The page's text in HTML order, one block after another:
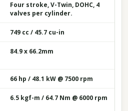
Four stroke, V-Twin, DOHC, 4
valves per cylinder.
749 cc / 45.7 cu-in
84.9 x 66.2mm
66 hp / 48.1 kW @ 7500 rpm
6.5 kgf-m / 64.7 Nm @ 6000 rpm